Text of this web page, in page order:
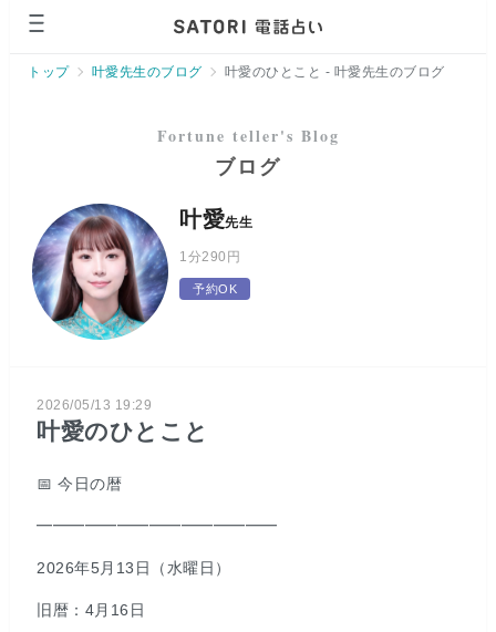
トップ 叶愛先生のブログ 叶愛のひとこと - 叶愛先生のブログ
ブログ
叶愛先生
1分290円
予約OK
2026/05/13 19:29
叶愛のひとこと
📅 今日の暦
━━━━━━━━━━━━━━━
2026年5月13日（水曜日）
旧暦：4月16日